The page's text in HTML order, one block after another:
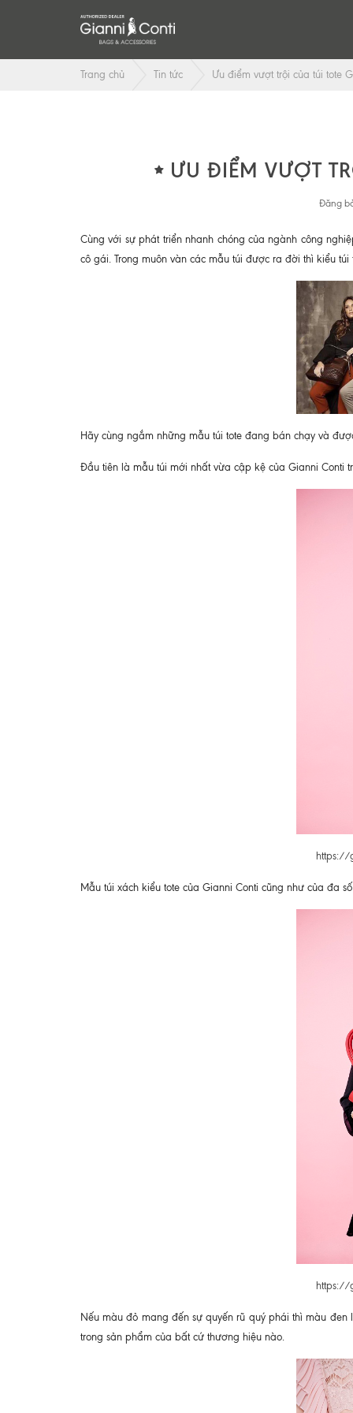
Trang chủ Tin tức Ưu điểm vượt trội của túi tote
ƯU ĐIỂM VƯỢT
Đăng
Cùng với sự phát triển nhanh chóng của ngành công
cô gái. Trong muôn vàn các mẫu túi được ra đời thì kiểu
Hãy cùng ngắm những mẫu túi tote đang bán chạy và
Đầu tiên là mẫu túi mới nhất vừa cập kệ của Gianni Conti
https://
Mẫu túi xách kiểu tote của Gianni Conti cũng như của đa
https://
Nếu màu đỏ mang đến sự quyến rũ quý phái thì màu
trong sản phẩm của bất cứ thương hiệu nào.